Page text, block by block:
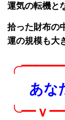
運気の転機と
拾った財布の
運の規模も大
あな
╰━ｖ